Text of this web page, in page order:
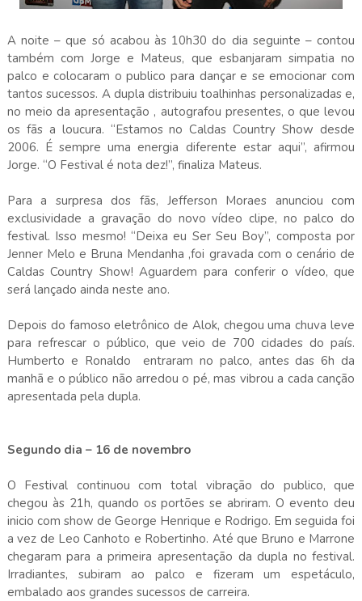
A noite – que só acabou às 10h30 do dia seguinte – contou
também com Jorge e Mateus, que esbanjaram simpatia no
palco e colocaram o publico para dançar e se emocionar com
tantos sucessos. A dupla distribuiu toalhinhas personalizadas e,
no meio da apresentação , autografou presentes, o que levou
os fãs a loucura. “Estamos no Caldas Country Show desde
2006. É sempre uma energia diferente estar aqui”, afirmou
Jorge. “O Festival é nota dez!”, finaliza Mateus.
Para a surpresa dos fãs, Jefferson Moraes anunciou com
exclusividade a gravação do novo vídeo clipe, no palco do
festival. Isso mesmo! “Deixa eu Ser Seu Boy”, composta por
Jenner Melo e Bruna Mendanha ,foi gravada com o cenário de
Caldas Country Show! Aguardem para conferir o vídeo, que
será lançado ainda neste ano.
Depois do famoso eletrônico de Alok, chegou uma chuva leve
para refrescar o público, que veio de 700 cidades do país.
Humberto e Ronaldo entraram no palco, antes das 6h da
manhã e o público não arredou o pé, mas vibrou a cada canção
apresentada pela dupla.
Segundo dia – 16 de novembro
O Festival continuou com total vibração do publico, que
chegou às 21h, quando os portões se abriram. O evento deu
inicio com show de George Henrique e Rodrigo. Em seguida foi
a vez de Leo Canhoto e Robertinho. Até que Bruno e Marrone
chegaram para a primeira apresentação da dupla no festival.
Irradiantes, subiram ao palco e fizeram um espetáculo,
embalado aos grandes sucessos de carreira.